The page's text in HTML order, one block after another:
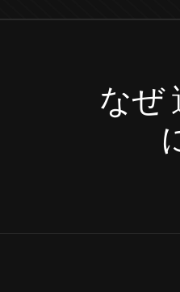
なぜ